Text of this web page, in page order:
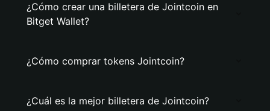
¿Cómo crear una billetera de Jointcoin en
Bitget Wallet?
¿Cómo comprar tokens Jointcoin?
¿Cuál es la mejor billetera de Jointcoin?